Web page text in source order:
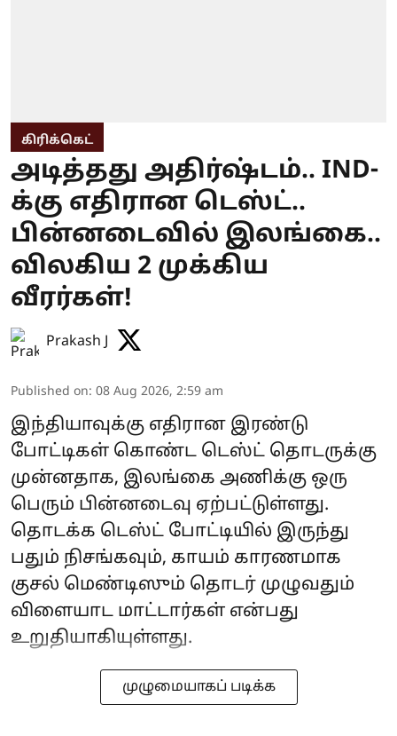
கிரிக்கெட்
அடித்தது அதிர்ஷ்டம்.. IND-
க்கு எதிரான டெஸ்ட்..
பின்னடைவில் இலங்கை..
விலகிய 2 முக்கிய
வீரர்கள்!
Prakash J
Published on: 08 Aug 2026, 2:59 am
இந்தியாவுக்கு எதிரான இரண்டு
போட்டிகள் கொண்ட டெஸ்ட் தொடருக்கு
முன்னதாக, இலங்கை அணிக்கு ஒரு
பெரும் பின்னடைவு ஏற்பட்டுள்ளது.
தொடக்க டெஸ்ட் போட்டியில் இருந்து
பதும் நிசங்கவும், காயம் காரணமாக
குசல் மெண்டிஸும் தொடர் முழுவதும்
விளையாட மாட்டார்கள் என்பது
உறுதியாகியுள்ளது.
முழுமையாகப் படிக்க